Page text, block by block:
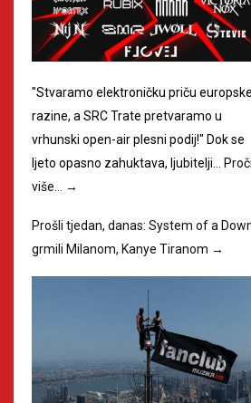
"Stvaramo elektroničku priču europske
razine, a SRC Trate pretvaramo u
vrhunski open-air plesni podij!" Dok se
ljeto opasno zahuktava, ljubitelji…
više…
→
Prošli tjedan, danas: System of a
grmili Milanom, Kanye Tiranom →